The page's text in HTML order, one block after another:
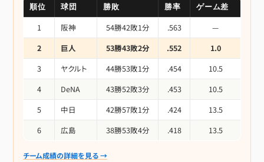
順位 球団 勝敗 勝率
ゲーム差
1
阪神 54勝42敗1分 .563
—
2
巨人 53勝43敗2分 .552
1.0
3
ヤクルト 44勝53敗1分 .454
10.5
4
DeNA 43勝52敗3分 .453
10.5
5
中日 42勝57敗1分 .424
13.5
6
広島 38勝53敗4分 .418 13.5
チーム成績の詳細を見る →